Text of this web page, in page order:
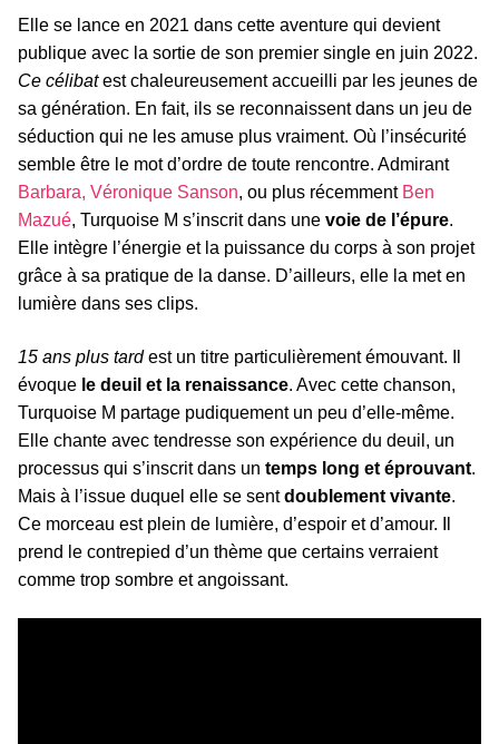
Elle se lance en 2021 dans cette aventure qui devient
publique avec la sortie de son premier single en juin 2022.
Ce célibatest chaleureusement accueilli par les jeunes de
sa génération. En fait, ils se reconnaissent dans un jeu de
séduction qui ne les amuse plus vraiment. Où l’insécurité
semble être le mot d’ordre de toute rencontre. Admirant
Barbara, Véronique Sanson, ou plus récemment Ben
Mazué, Turquoise M s’inscrit dans une voie de l’épure.
Elle intègre l’énergie et la puissance du corps à son projet
grâce à sa pratique de la danse. D’ailleurs, elle la met en
lumière dans ses clips.
15 ans plus tardest un titre particulièrement émouvant. Il
évoque le deuil et la renaissance. Avec cette chanson,
Turquoise M partage pudiquement un peu d’elle-même.
Elle chante avec tendresse son expérience du deuil, un
processus qui s’inscrit dans un temps long et éprouvant.
Mais à l’issue duquel elle se sentdoublement vivante.
Ce morceau est plein de lumière, d’espoir et d’amour. Il
prend le contrepied d’un thème que certains verraient
comme trop sombre et angoissant.